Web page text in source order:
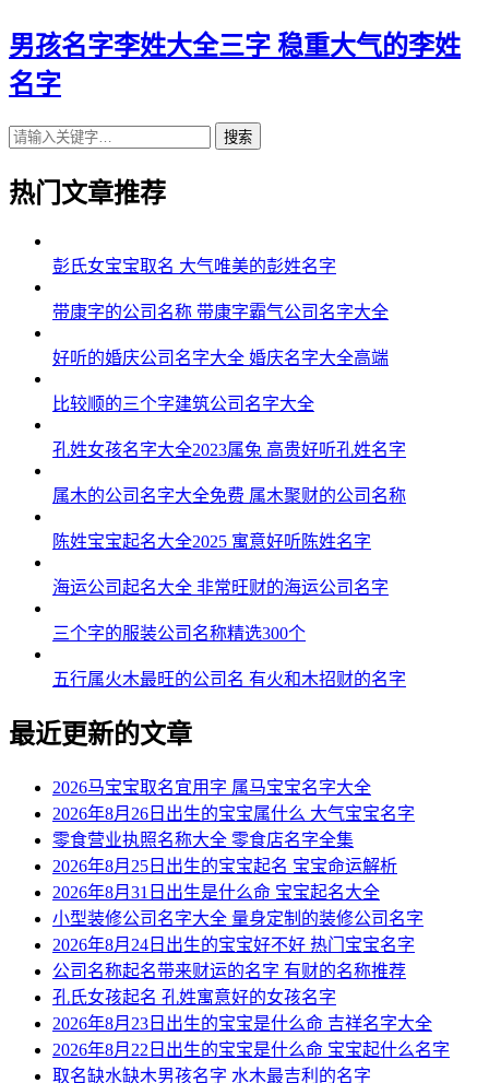
41、龚宽灏、龚廷义、龚嘉诺、龚东健、龚译启
42、龚翰海、龚杉维、龚旭锦、龚俊超、龚锋俊
43、龚斌旭、龚博杉、龚健道、龚瀚麒、龚陌斌
44、龚韶强、龚旭岳、龚云谨、龚泽寅、龚海灏
46、龚理宥、龚海奕、龚曜泽、龚龙隆、龚瀚元
47、龚俊嘉、龚森世、龚誉瀚、龚雄彦、龚凡全
48、龚弘曜、龚宇渝、龚唯寅、龚少博、龚旻柯
49、龚志海、龚灏雄、龚译奕、龚秋远、龚朗弘
50、龚唯天、龚曜海、龚海海、龚庆源、龚泽俊
51、龚翰伦、龚凌泽、龚裕泽、龚诚颜、龚辉伦
52、龚浩江、龚洺游、龚旻奕、龚道乐、龚曜易
53、龚源旭、龚麒博、龚凯洺、龚林炎、龚桦俊
54、龚威奕、龚俊云、龚泽悟、龚亦诚、龚瀚颜
55、龚鸣迪、龚琛旭、龚尊康、龚振朗、龚泽诚
58、龚庚石、龚郎郎、龚辰恺、龚博毅、龚彦俊
59、龚颜俊、龚桦元、龚旻盛、龚弘曜、龚易俊
60、龚磊翰、龚凡晨、龚少雄、龚元启、龚烁诚
61、龚枝温、龚旭洺、龚辉奕、龚枝浩、龚锦郎
62、龚寅泽、龚源博、龚麒郎、龚棕道、龚曜迪
63、龚磊帆、龚尚泽、龚恺海、龚辰炎、龚振俊
64、龚凯彦、龚辰彦、龚崇灏、龚郎弘、龚霆新
男孩名字李姓大全三字 稳重大气的李姓
名字
搜索
热门文章推荐
彭氏女宝宝取名 大气唯美的彭姓名字
带康字的公司名称 带康字霸气公司名字大全
好听的婚庆公司名字大全 婚庆名字大全高端
比较顺的三个字建筑公司名字大全
孔姓女孩名字大全2023属兔 高贵好听孔姓名字
属木的公司名字大全免费 属木聚财的公司名称
陈姓宝宝起名大全2025 寓意好听陈姓名字
海运公司起名大全 非常旺财的海运公司名字
三个字的服装公司名称精选300个
五行属火木最旺的公司名 有火和木招财的名字
最近更新的文章
2026马宝宝取名宜用字 属马宝宝名字大全
2026年8月26日出生的宝宝属什么 大气宝宝名字
零食营业执照名称大全 零食店名字全集
2026年8月25日出生的宝宝起名 宝宝命运解析
2026年8月31日出生是什么命 宝宝起名大全
小型装修公司名字大全 量身定制的装修公司名字
2026年8月24日出生的宝宝好不好 热门宝宝名字
公司名称起名带来财运的名字 有财的名称推荐
孔氏女孩起名 孔姓寓意好的女孩名字
2026年8月23日出生的宝宝是什么命 吉祥名字大全
2026年8月22日出生的宝宝是什么命 宝宝起什么名字
取名缺水缺木男孩名字 水木最吉利的名字